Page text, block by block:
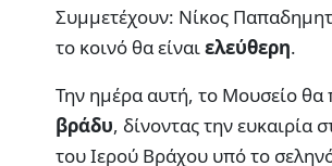
Συμμετέχουν: Νίκος
το κοινό θα είναιελεύθερη.
Την ημέρα αυτή, το Μουσείο θα
βράδυ, δίνοντας την ευκαιρία
του Ιερού Βράχου υπό το